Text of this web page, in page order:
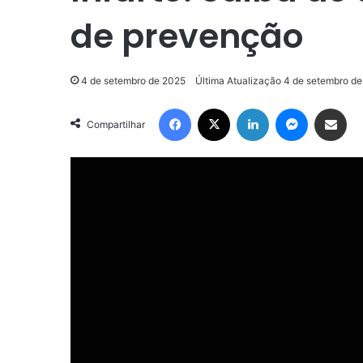
de prevenção
4 de setembro de 2025 Última Atualização 4 de setembro
Compartilhar
Facebook Linkedin Messenger